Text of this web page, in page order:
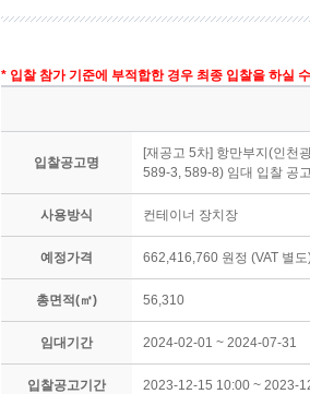
* 입찰 참가 기준에 부적합한 경우 최종 입찰을 하실
입찰공고명
[재공고 5차] 항만부지(인천
589-3, 589-8) 임대 입찰 공고
사용방식 컨테이너 장치장
예정가격 662,416,760 원정 (VAT 별도
총면적(㎡) 56,310
임대기간 2024-02-01 ~ 2024-07-31
입찰공고기간 2023-12-15 10:00 ~ 2023-